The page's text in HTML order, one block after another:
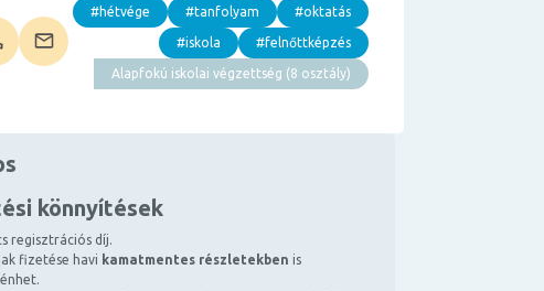
#hétvége #tanfolyam #oktatás
#iskola #felnőttképzés
Alapfokú iskolai végzettség (8 osztály)
könnyítések
regisztrációs díj.
fizetése havi kamatmentes részletekben is